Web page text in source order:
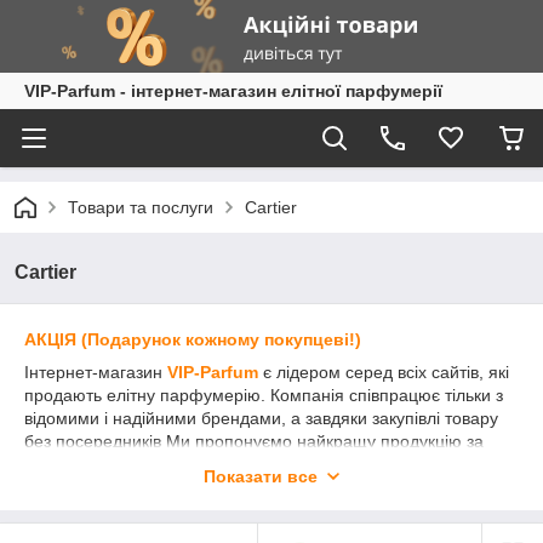
VIP-Parfum - інтернет-магазин елітної парфумерії
Товари та послуги Cartier
Cartier
АКЦІЯ (Подарунок кожному покупцеві!)
Інтернет-магазин VIP-Parfum є лідером серед всіх сайтів, які
продають елітну парфумерію. Компанія співпрацює тільки з
відомими і надійними брендами, а завдяки закупівлі товару
без посередників Ми пропонуємо найкращу продукцію за
для женщины так и для мужчины всех возрастов. Хорошие
Показати все